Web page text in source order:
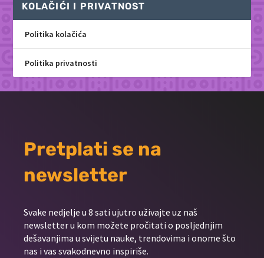
KOLAČIĆI I PRIVATNOST
Politika kolačića
Politika privatnosti
Pretplati se na
newsletter
Svake nedjelje u 8 sati ujutro uživajte uz naš
newsletter u kom možete pročitati o posljednjim
dešavanjima u svijetu nauke, trendovima i onome što
nas i vas svakodnevno inspiriše.